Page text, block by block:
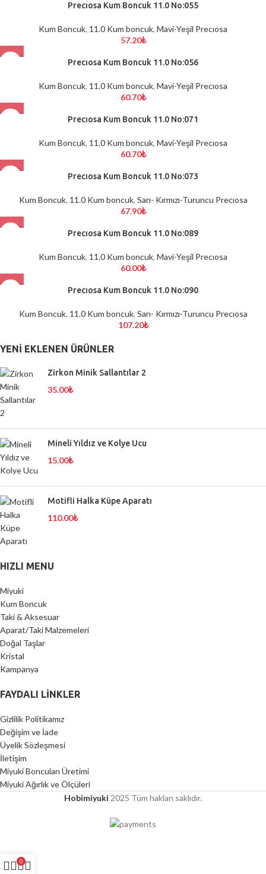
Precıosa Kum Boncuk 11.0 No:055
Kum Boncuk, 11.0 Kum boncuk, Mavi-Yeşil Precıosa
57.20₺
Precıosa Kum Boncuk 11.0 No:056
Kum Boncuk, 11.0 Kum boncuk, Mavi-Yeşil Precıosa
60.70₺
Precıosa Kum Boncuk 11.0 No:071
Kum Boncuk, 11.0 Kum boncuk, Mavi-Yeşil Precıosa
60.70₺
Precıosa Kum Boncuk 11.0 No:073
Kum Boncuk, 11.0 Kum boncuk, Sarı- Kırmızı-Turuncu Precıosa
67.90₺
Precıosa Kum Boncuk 11.0 No:089
Kum Boncuk, 11.0 Kum boncuk, Mavi-Yeşil Precıosa
60.00₺
Precıosa Kum Boncuk 11.0 No:090
Kum Boncuk, 11.0 Kum boncuk, Sarı- Kırmızı-Turuncu Precıosa
107.20₺
YENI EKLENEN ÜRÜNLER
Zirkon Minik Sallantılar 2
35.00₺
Mineli Yıldız ve Kolye Ucu
15.00₺
Motifli Halka Küpe Aparatı
110.00₺
HIZLI MENU
Miyuki
Kum Boncuk
Taki & Aksesuar
Aparat/Taki Malzemeleri
Doğal Taşlar
Kristal
Kampanya
FAYDALI LİNKLER
Gizlilik Politikamız
Değişim ve İade
Üyelik Sözleşmesi
İletişim
Miyuki Boncuları Üretimi
Miyuki Ağırlık ve Ölçüleri
Hobimiyuki 2025 Tüm hakları saklıdır.
0